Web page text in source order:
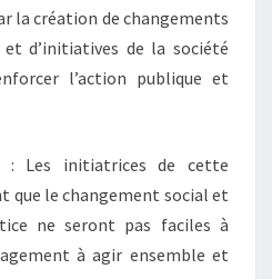
la création de changements
d’initiatives de la société
l’action publique et
Les initiatrices de cette
que le changement social et
ne seront pas faciles à
à agir ensemble et